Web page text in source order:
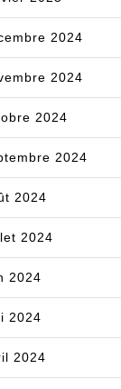
2024
2024
2024
2024
2024
2024
2024
2024
2024